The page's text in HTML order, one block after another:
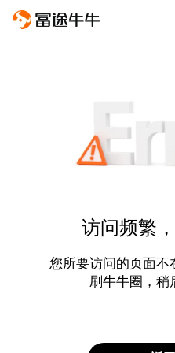
访问频繁
您所要访问的页面不
刷牛牛圈，稍